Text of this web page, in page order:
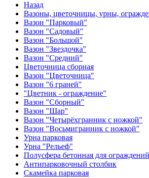
Назад
Вазоны, цветочницы, урны,
Вазон "Парковый"
Вазон "Садовый"
Вазон "Большой"
Вазон "Звездочка"
Вазон "Средний"
Цветочница сборная
Вазон "Цветочница"
Вазон "6 граней"
"Цветник - ограждение"
Вазон "Сборный"
Вазон "Шар"
Вазон "Четырёхгранник с ножкой"
Вазон "Восьмигранник с ножкой"
Урна парковая
Урна "Рельеф"
Полусфера бетонная для ограждений
Антипарковочный столбик
Скамейка парковая